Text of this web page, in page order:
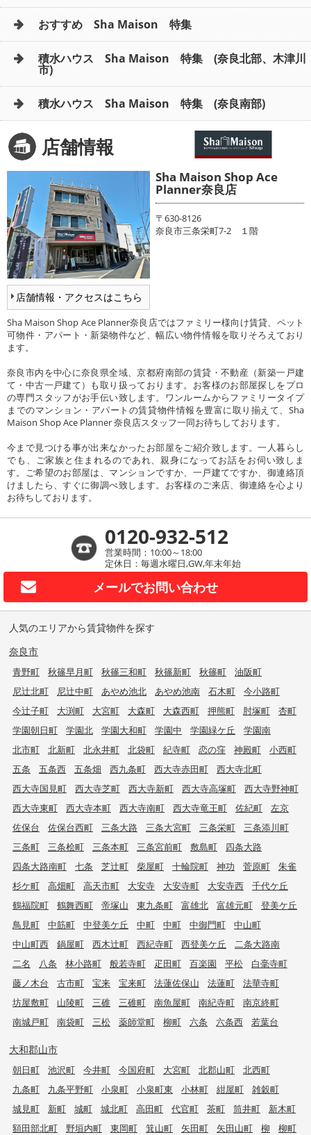
おすすめ Sha Maison 特集
積水ハウス Sha Maison 特集 (奈良北部、木津川
市)
積水ハウス Sha Maison 特集 (奈良南部)
店舗情報
店舗情報・アクセスはこちら
Sha Maison Shop Ace
Planner奈良店
〒630-8126
奈良市三条栄町7-2 １階
Sha Maison Shop Ace Planner奈良店ではファミリー様向け賃貸、ペット
可物件・アパート・新築物件など、幅広い物件情報を取りそろえており
ます。
奈良市内を中心に奈良県全域、京都府南部の賃貸・不動産（新築一戸建
て・中古一戸建て）も取り扱っております。お客様のお部屋探しをプロ
の専門スタッフがお手伝い致します。ワンルームからファミリータイプ
までのマンション・アパートの賃貸物件情報を豊富に取り揃えて、Sha
Maison Shop Ace Planner 奈良店スタッフ一同お待ちしております。
今まで見つける事が出来なかったお部屋をご紹介致します。一人暮らし
でも、ご家族と住まれるのであれ、親身になってお話をお伺い致しま
す。ご希望のお部屋は、マンションですか、一戸建てですか、御連絡頂
けましたら、すぐに御調べ致します。お客様のご来店、御連絡を心より
お待ちしております。
0120-932-512
営業時間：10:00～18:00
定休日：毎週水曜日,GW,年末年始
メールでお問い合わせ
人気のエリアから賃貸物件を探す
奈良市
青野町 秋篠早月町 秋篠三和町 秋篠新町 秋篠町
油阪町
尼辻北町
尼辻中町 あやめ池北 あやめ池南 石木町
今小路町
今辻子町
大渕町 大宮町 大森町 大森西町 押熊町 肘塚町
杏町
学園朝日町
学園北 学園大和町 学園中 学園緑ケ丘
学園南
北市町
北新町 北永井町 北袋町 紀寺町 恋の窪 神殿町
小西町
五条
五条西 五条畑 西九条町 西大寺赤田町
西大寺北町
西大寺国見町
西大寺芝町 西大寺新町 西大寺高塚町
西大寺野神町
西大寺東町
西大寺本町 西大寺南町 西大寺竜王町 佐紀町
左京
佐保台
佐保台西町 三条大路 三条大宮町 三条栄町
三条添川町
三条町
三条桧町 三条本町 三条宮前町 敷島町
四条大路
四条大路南町
七条 芝辻町 柴屋町 十輪院町 神功 菅原町
朱雀
杉ケ町
高畑町 高天市町 大安寺 大安寺町 大安寺西
千代ケ丘
鶴福院町
鶴舞西町 帝塚山 東九条町 富雄北 富雄元町
登美ケ丘
鳥見町
中筋町 中登美ケ丘 中町 中町 中御門町
中山町
中山町西
鍋屋町 西木辻町 西紀寺町 西登美ケ丘
二条大路南
二名
八条 林小路町 般若寺町 疋田町 百楽園 平松
白毫寺町
藤ノ木台
古市町 宝来 宝来町 法蓮佐保山 法蓮町
法華寺町
坊屋敷町
山陵町 三碓 三碓町 南魚屋町 南紀寺町
南京終町
南城戸町
南袋町 三松 薬師堂町 柳町 六条 六条西 若葉台
大和郡山市
朝日町 池沢町 今井町 今国府町 大宮町 北郡山町
北西町
九条町
九条平野町 小泉町 小泉町東 小林町 紺屋町
雑穀町
城見町
新町 城町 城北町 高田町 代官町 茶町 筒井町
新木町
額田部北町
野垣内町 東岡町 箕山町 矢田町 矢田山町 柳
柳町